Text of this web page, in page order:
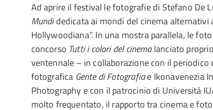
Ad aprire il festival le fotografie di Stefano De
Mundidedicata ai mondi del cinema alternativi
Hollywoodiana”. In una mostra parallela, le
concorso Tutti i colori del cinemalanciato
ventennale – in collaborazione con il
fotografica Gente di Fotografiae Ikonavenezia
Photography e con il patrocinio di Università
molto frequentato, il rapporto tra cinema e